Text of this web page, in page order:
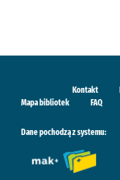
Kontakt
Mapa bibliotek
FAQ
Dane pochodzą z systemu: